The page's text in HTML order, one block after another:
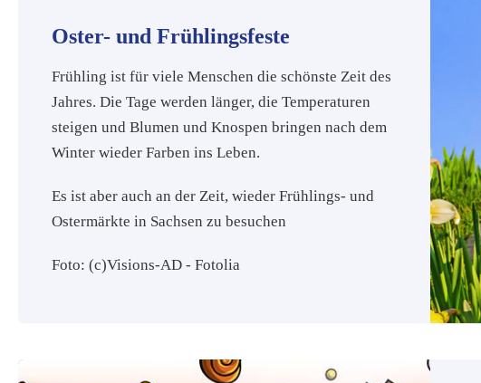
Oster- und Frühlingsfeste
Frühling ist für viele Menschen die schönste Zeit des
Jahres. Die Tage werden länger, die Temperaturen
steigen und Blumen und Knospen bringen nach dem
Winter wieder Farben ins Leben.
Es ist aber auch an der Zeit, wieder Frühlings- und
Ostermärkte in Sachsen zu besuchen
Foto: (c)Visions-AD - Fotolia